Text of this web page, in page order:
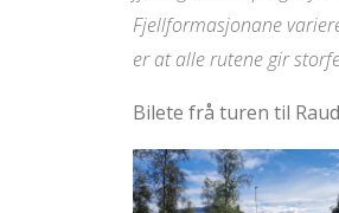
Fjellformasjonane
er at alle rutene gir
Bilete frå turen til